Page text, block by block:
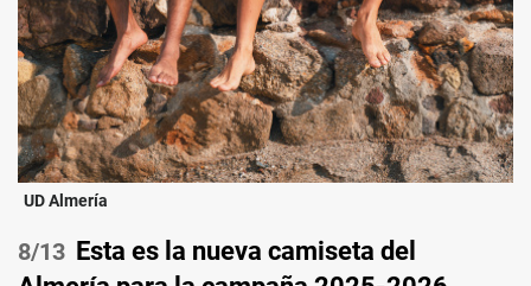
UD Almería
/13 Esta es la nueva camiseta del